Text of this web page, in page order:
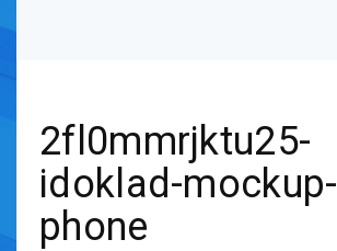
2fl0mmrjktu25-
idoklad-mockup-
phone